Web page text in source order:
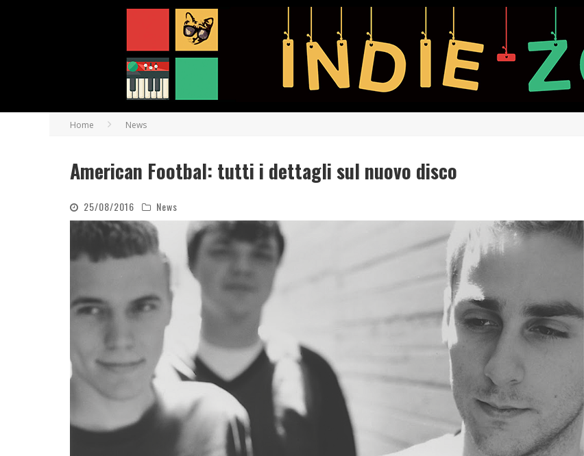
Home News
American Footbal: tutti i dettagli sul nuovo disco
25/08/2016 News